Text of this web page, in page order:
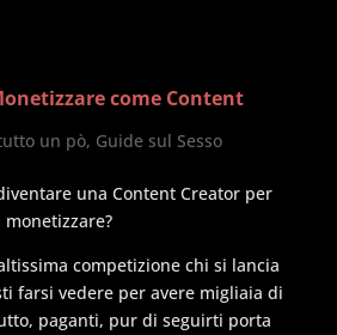
come Content
un pò, Guide sul Sesso
una Content Creator per
competizione chi si lancia
farsi vedere per avere migliaia di
paganti, pur di seguirti porta